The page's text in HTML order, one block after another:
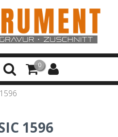
0
1596